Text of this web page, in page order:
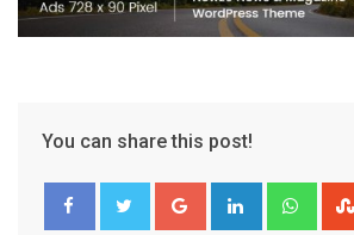
You can share this post!